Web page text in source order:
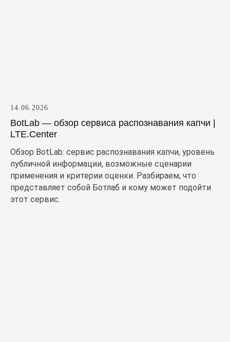
14.06.2026
BotLab — обзор сервиса распознавания капчи |
LTE.Center
Обзор BotLab: сервис распознавания капчи, уровень
публичной информации, возможные сценарии
применения и критерии оценки. Разбираем, что
представляет собой Ботлаб и кому может подойти
этот сервис.